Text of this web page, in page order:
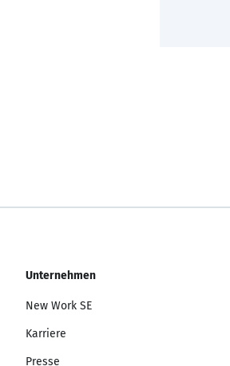
Unternehmen
New Work SE
Karriere
Presse